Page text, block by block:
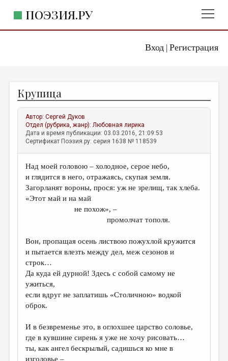
Вход| Регистрация
ПОЭЗИЯ.РУ
ЖАНРЫ
АВТОРЫ
КОММЕНТАРИИ
ЛИТСАЛОН
НОВОСТИ
ПРАВИЛА САЙТА
ДАЙДЖЕСТ
ПРОИЗВЕДЕНИЯ
ПЕРЕВОДЫ
КОНКУРСЫ
КНИЖНАЯ ПОЛКА
ОБЗОР ЛИТЕРАТУРЫ
Крупица
Автор:Сергей Дуков
Отдел (рубрика, жанр):Любовная лирика
Дата и время публикации: 03.03.2016, 21:09:53
Сертификат Поэзия.ру: серия 1638 № 118539
Над моей головою – холодное, серое небо,
и глядится в него, отражаясь, скупая земля.
Загорланят вороны, прося: уж не зрелищ, так хлеба.
«Этот май и на май
не похож», –
промолчат тополя.
Вон, пропащая осень листвою пожухлой кружится
и пытается влезть между дел, меж сезонов и
строк…
Да куда ей дурной! Здесь с собой самому не
ужиться,
если вдруг не заплатишь «Столичною» водкой
оброк.
И в безвременье это, в оглохшее царство соловье,
где в кувшине сирень я уже не хочу рисовать…
ты, как ангел бескрылый, садишься ко мне в
изголовье –